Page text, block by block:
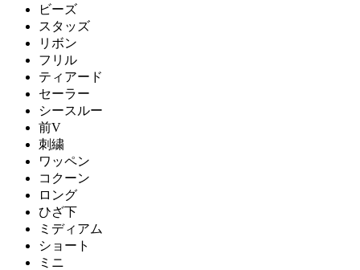
ビーズ
スタッズ
リボン
フリル
ティアード
セーラー
シースルー
前V
刺繍
ワッペン
コクーン
ロング
ひざ下
ミディアム
ショート
ミニ